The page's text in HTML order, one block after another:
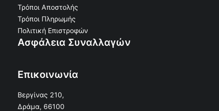
Τρόποι Αποστολής
Τρόποι Πληρωμής
Πολιτική Επιστροφών
Ασφάλεια Συναλλαγών
Επικοινωνία
Βεργίνας 210,
Δράμα, 66100